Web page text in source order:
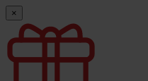
×